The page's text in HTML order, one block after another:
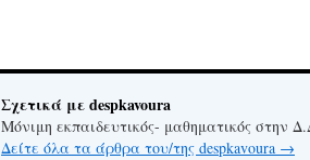
Σχετικά με despkavoura
Μόνιμη εκπαιδευτικός- μαθηματικός στην
Δείτε όλα τα άρθρα του/της despkavoura →